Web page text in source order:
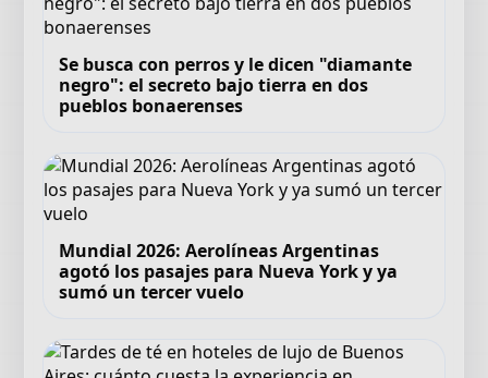
Se busca con perros y le dicen "diamante
negro": el secreto bajo tierra en dos
pueblos bonaerenses
Mundial 2026: Aerolíneas Argentinas
agotó los pasajes para Nueva York y ya
sumó un tercer vuelo